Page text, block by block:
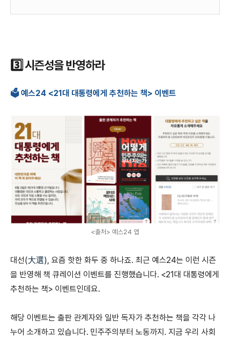
3️⃣ 시즌성을 반영하라
🗳️ 예스24 <21대 대통령에게 추천하는 책> 이벤트
<출처> 예스24 앱
대선(大選), 요즘 핫한 화두 중 하나죠. 최근 예스24는 이런 시즌
을 반영해 책 큐레이션 이벤트를 진행했습니다. <21대 대통령에게
추천하는 책> 이벤트인데요.
해당 이벤트는 출판 관계자와 일반 독자가 추천하는 책을 각각 나
누어 소개하고 있습니다. 민주주의부터 노동까지. 지금 우리 사회